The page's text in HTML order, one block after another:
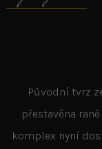
Původní tvrz
přestavěna
komplex nyní